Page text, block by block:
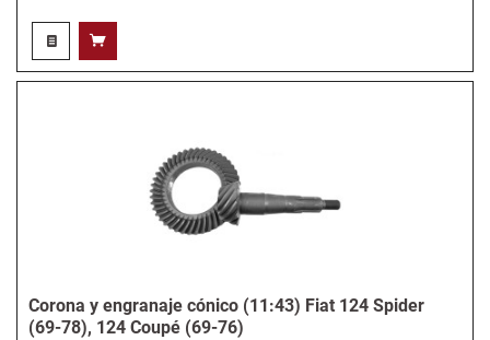
Corona y engranaje cónico (11:43) Fiat 124 Spider
(69-78), 124 Coupé (69-76)